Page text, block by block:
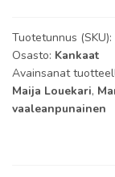
Tuotetunnus (SKU):
Osasto: Kankaat
Avainsanat
Maija Louekari,
vaaleanpunainen